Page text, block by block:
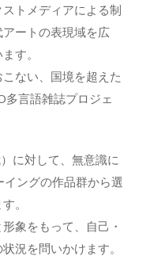
トメディアによる制
ートの表現域を広
す。
ない、国境を超えた
言語雑誌プロジェ
に対して、無意識に
ングの作品群から選
。
象をもって、自己・
況を問いかけます。